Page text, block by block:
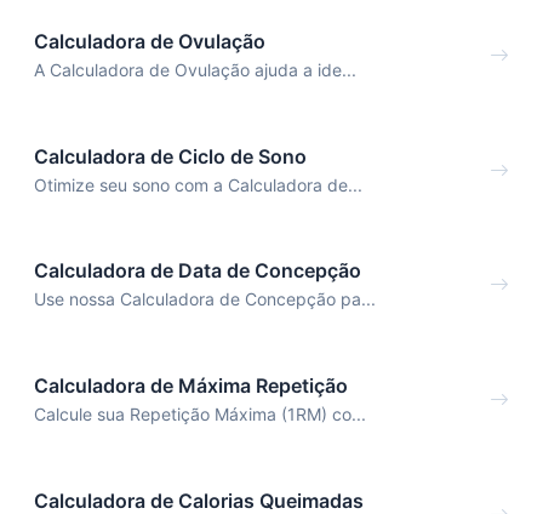
Calculadora de Ovulação
A Calculadora de Ovulação ajuda a ide...
Calculadora de Ciclo de Sono
Otimize seu sono com a Calculadora de...
Calculadora de Data de Concepção
Use nossa Calculadora de Concepção pa...
Calculadora de Máxima Repetição
Calcule sua Repetição Máxima (1RM) co...
Calculadora de Calorias Queimadas